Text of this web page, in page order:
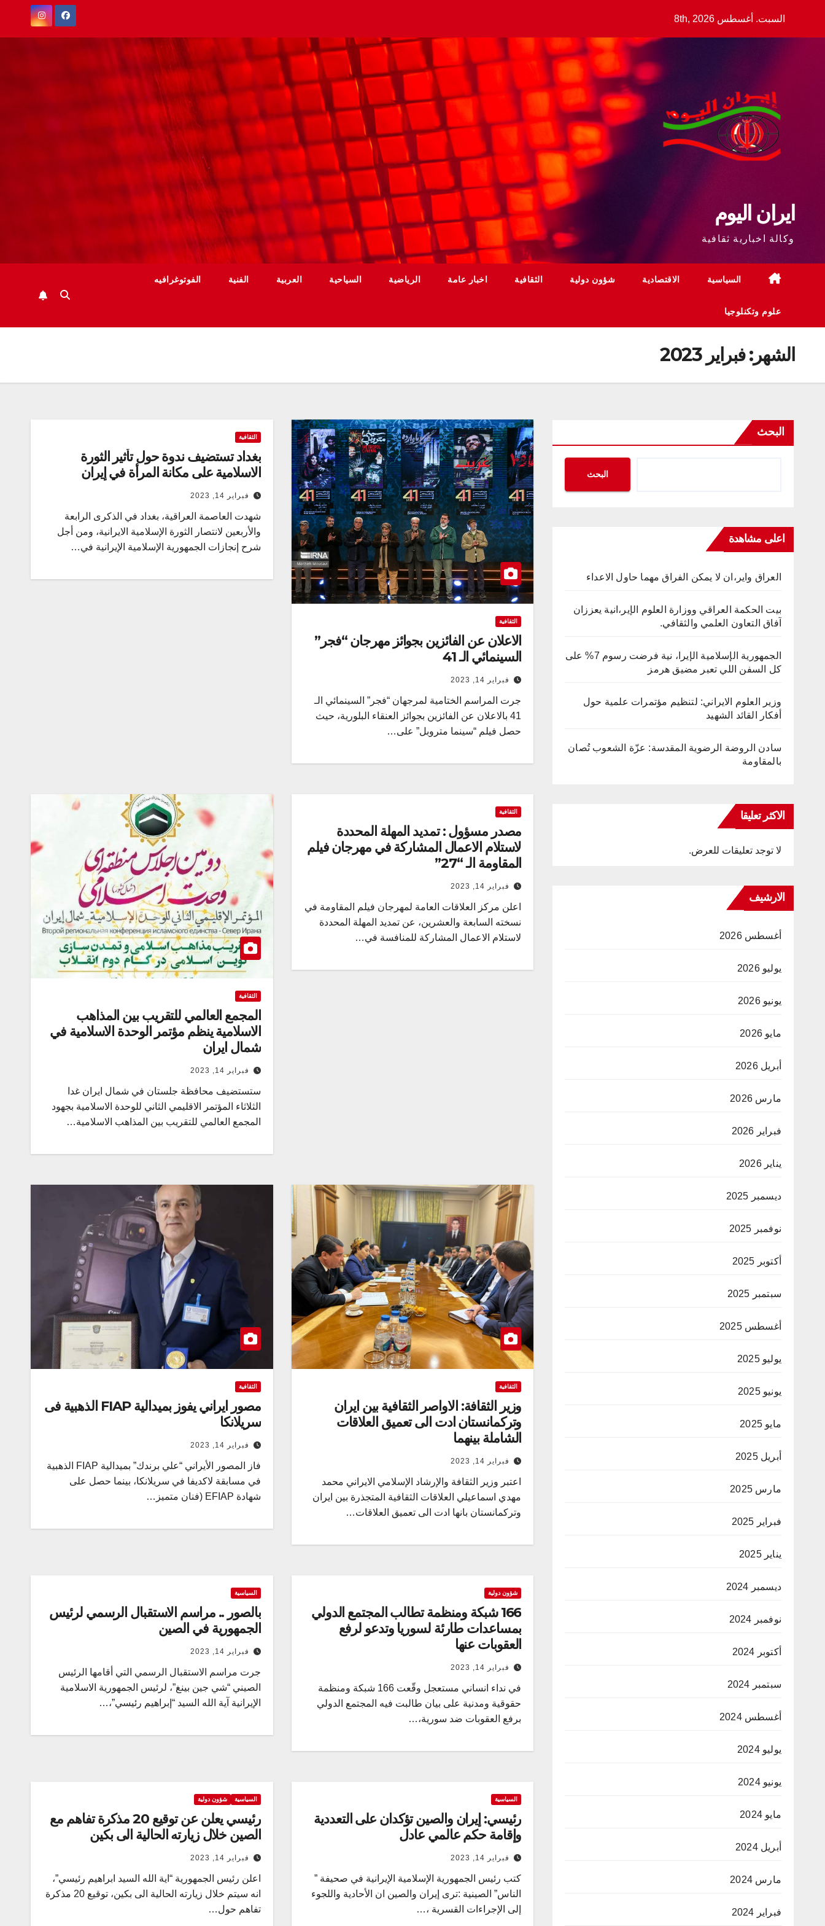
السبت. أغسطس 8th, 2026
ايران اليوم
وكالة اخبارية ثقافية
السياسية الاقتصادية شؤون دولية الثقافية اخبار عامة الرياضية السياحية العربية الفنية الفوتوغرافيه
علوم وتكنلوجيا
الشهر:فبراير 2023
البحث
البحث
اعلى مشاهدة
العراق واير،ان لا يمكن الفراق مهما حاول الاعداء
بيت الحكمة العراقي ووزارة العلوم الإير،انية يعززان
آفاق التعاون العلمي والثقافي.
الجمهورية الإسلامية الإيرا، نية فرضت رسوم 7% على
كل السفن اللي تعبر مضيق هرمز
وزير العلوم الايراني: لتنظيم مؤتمرات علمية حول
أفكار القائد الشهيد
سادن الروضة الرضوية المقدسة: عزّة الشعوب تُصان
بالمقاومة
الاكثر تعليقا
لا توجد تعليقات للعرض.
الارشيف
أغسطس 2026
يوليو 2026
يونيو 2026
مايو 2026
أبريل 2026
مارس 2026
فبراير 2026
يناير 2026
ديسمبر 2025
نوفمبر 2025
أكتوبر 2025
سبتمبر 2025
أغسطس 2025
يوليو 2025
يونيو 2025
مايو 2025
أبريل 2025
مارس 2025
فبراير 2025
يناير 2025
ديسمبر 2024
نوفمبر 2024
أكتوبر 2024
سبتمبر 2024
أغسطس 2024
يوليو 2024
يونيو 2024
مايو 2024
أبريل 2024
مارس 2024
فبراير 2024
الثقافية
الاعلان عن الفائزين بجوائز مهرجان “فجر”
السينمائي الـ 41
فبراير 14, 2023
جرت المراسم الختامية لمرجهان “فجر” السينمائي الـ
41 بالاعلان عن الفائزين بجوائز العنقاء البلورية، حيث
حصل فيلم “سينما متروبل” على…
الثقافية
بغداد تستضيف ندوة حول تأثير الثورة
الاسلامية على مكانة المرأة في إيران
فبراير 14, 2023
شهدت العاصمة العراقية، بغداد في الذكرى الرابعة
والأربعين لانتصار الثورة الإسلامية الايرانية، ومن أجل
شرح إنجازات الجمهورية الإسلامية الإيرانية في…
الثقافية
مصدر مسؤول : تمديد المهلة المحددة
لاستلام الاعمال المشاركة في مهرجان فيلم
المقاومة الـ “27”
فبراير 14, 2023
اعلن مركز العلاقات العامة لمهرجان فيلم المقاومة في
نسخته السابعة والعشرين، عن تمديد المهلة المحددة
لاستلام الاعمال المشاركة للمنافسة في…
الثقافية
المجمع العالمي للتقريب بين المذاهب
الاسلامیة ينظم مؤتمر الوحدة الاسلامية في
شمال ايران
فبراير 14, 2023
ستستضيف محافظة جلستان في شمال ايران غدا
الثلاثاء المؤتمر الاقليمي الثاني للوحدة الاسلامية بجهود
المجمع العالمي للتقريب بين المذاهب الاسلامية…
الثقافية
وزير الثقافة: الاواصر الثقافية بين ايران
وتركمانستان ادت الى تعميق العلاقات
الشاملة بينهما
فبراير 14, 2023
اعتبر وزير الثقافة والإرشاد الإسلامي الايراني محمد
مهدي اسماعيلي العلاقات الثقافية المتجذرة بين ايران
وتركمانستان بانها ادت الى تعميق العلاقات…
الثقافية
مصور ايراني یفوز بميدالية FIAP الذهبية فی
سريلانكا
فبراير 14, 2023
فاز المصور الأيراني “علي برندك” بميدالية FIAP الذهبية
في مسابقة لاكديفا في سريلانكا، بينما حصل على
شهادة EFIAP (فنان متميز…
شؤون دولية
166 شبكة ومنظمة تطالب المجتمع الدولي
بمساعدات طارئة لسوريا وتدعو لرفع
العقوبات عنها
فبراير 14, 2023
في نداء انساني مستعجل وقّعت 166 شبكة ومنظمة
حقوقية ومدنية على بيان طالبت فيه المجتمع الدولي
برفع العقوبات ضد سورية،…
السياسية
بالصور .. مراسم الاستقبال الرسمي لرئيس
الجمهورية في الصين
فبراير 14, 2023
جرت مراسم الاستقبال الرسمي التي أقامها الرئيس
الصيني “شي جين بينغ”، لرئيس الجمهورية الاسلامية
الإيرانية آية الله السيد “إبراهيم رئيسي”،…
السياسية
رئيسي: إيران والصين تؤكدان على التعددية
وإقامة حكم عالمي عادل
فبراير 14, 2023
كتب رئيس الجمهورية الإسلامية الإيرانية في صحيفة ”
الناس” الصينية :ترى إيران والصين ان الأحادية واللجوء
إلى الإجراءات القسرية ،…
السياسية شؤون دولية
رئيسي يعلن عن توقيع 20 مذكرة تفاهم مع
الصين خلال زيارته الحالية الى بكين
فبراير 14, 2023
اعلن رئيس الجمهورية “اية الله السيد ابراهيم رئيسي”،
انه سيتم خلال زيارته الحالية الى بكين، توقيع 20 مذكرة
تفاهم حول…